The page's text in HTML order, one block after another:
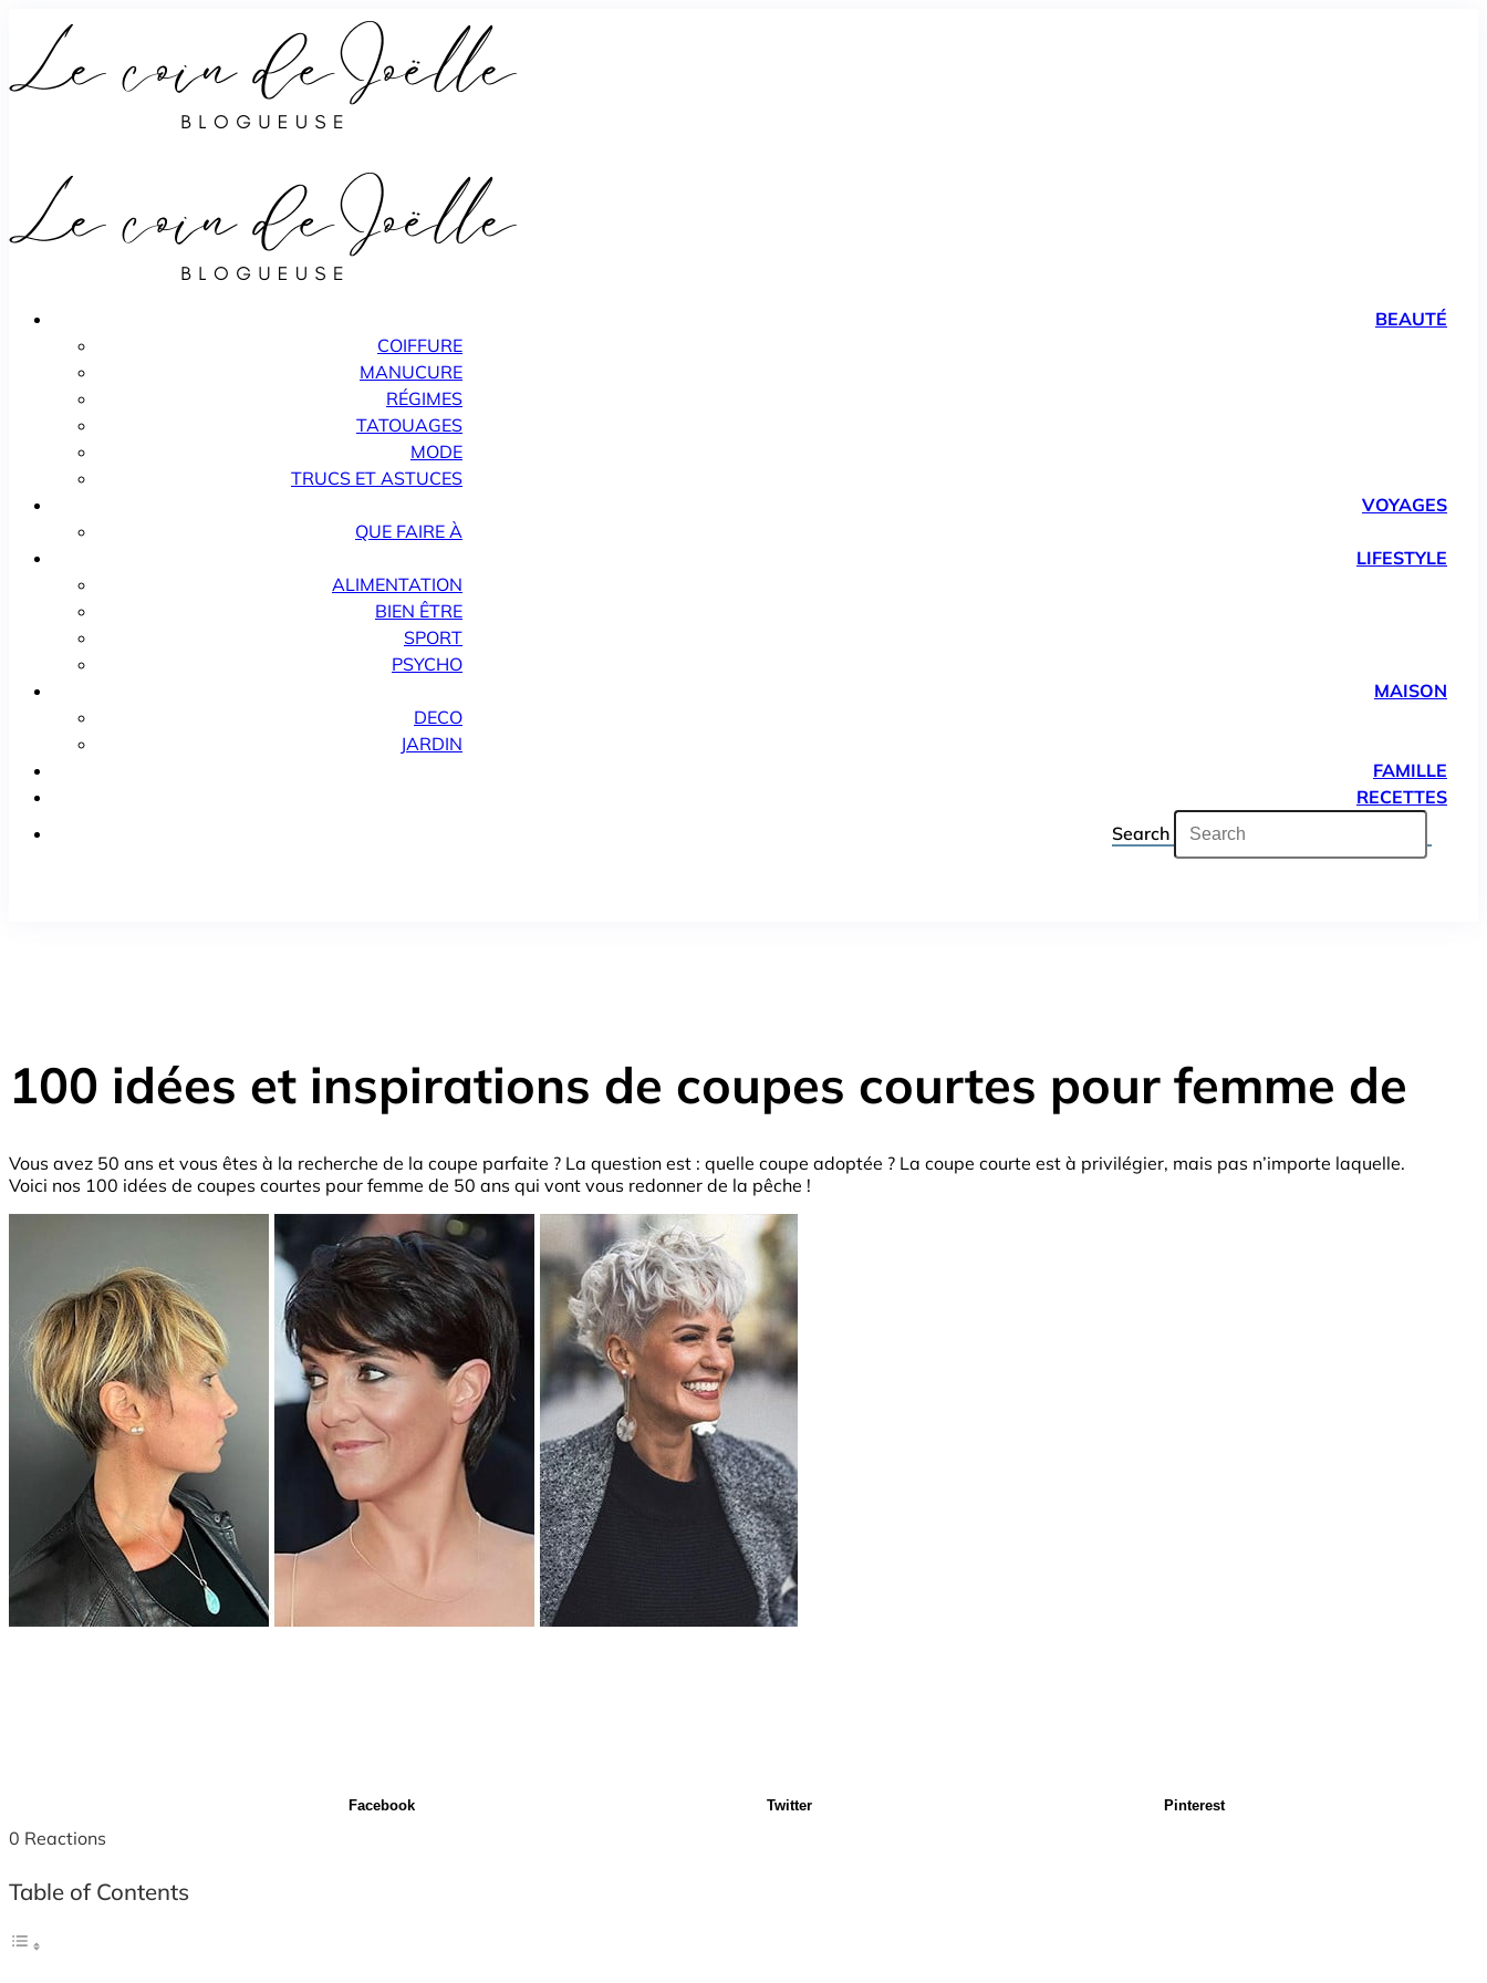
BEAUTÉ
COIFFURE
MANUCURE
RÉGIMES
TATOUAGES
MODE
TRUCS ET ASTUCES
VOYAGES
QUE FAIRE À
LIFESTYLE
ALIMENTATION
BIEN ÊTRE
SPORT
PSYCHO
MAISON
DECO
JARDIN
FAMILLE
RECETTES
Search
100 idées et inspirations de coupes courtes pour femme de
Vous avez 50 ans et vous êtes à la recherche de la coupe parfaite ? La question est : quelle coupe adoptée ? La coupe courte est à privilégier, mais pas n’importe laquelle.
Voici nos 100 idées de coupes courtes pour femme de 50 ans qui vont vous redonner de la pêche !
Facebook Twitter Pinterest
0 Reactions
Table of Contents